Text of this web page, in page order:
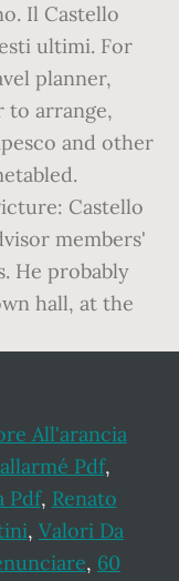
Il Castello
ultimi. For
planner,
to arrange,
and other
Castello
members'
He probably
hall, at the
All'arancia
Pdf,
Pdf, Renato
, Valori Da
, 60